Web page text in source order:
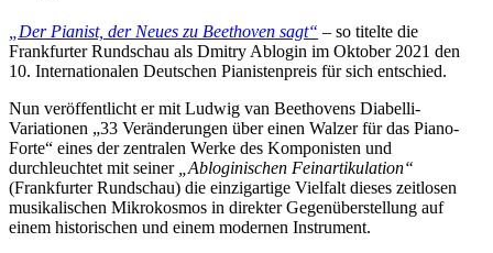
„Der Pianist, der Neues zu Beethoven sagt“ – so titelte die
Frankfurter Rundschau als Dmitry Ablogin im Oktober 2021 den
10. Internationalen Deutschen Pianistenpreis für sich entschied.
Nun veröffentlicht er mit Ludwig van Beethovens Diabelli-
Variationen „33 Veränderungen über einen Walzer für das Piano-
Forte“ eines der zentralen Werke des Komponisten und
durchleuchtet mit seiner
„Abloginischen Feinartikulation“
(Frankfurter Rundschau) die einzigartige Vielfalt dieses zeitlosen
musikalischen Mikrokosmos in direkter Gegenüberstellung auf
einem historischen und einem modernen Instrument.